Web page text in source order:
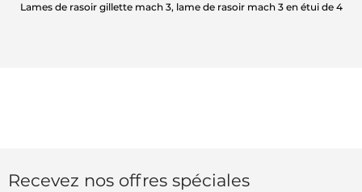
Lames de rasoir gillette mach 3, lame de rasoir mach 3 en étui de 4
Recevez nos offres spéciales